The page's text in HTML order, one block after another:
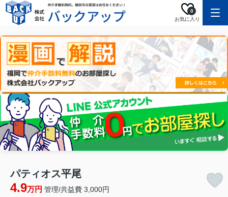
お気に入り
0
パティオス平尾
4.9万円 管理/共益費 3,000円